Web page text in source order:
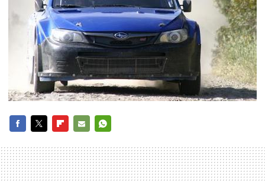
MAIL